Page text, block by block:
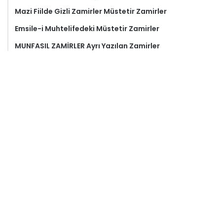
Mazi Fiilde Gizli Zamirler Müstetir Zamirler
Emsile-i Muhtelifedeki Müstetir Zamirler
MUNFASIL ZAMİRLER Ayrı Yazılan Zamirler